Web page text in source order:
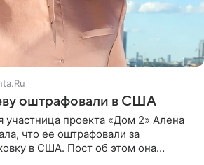
оштрафовали в США
проекта «Дом 2» Алена
что ее оштрафовали за
в США. Пост об этом она